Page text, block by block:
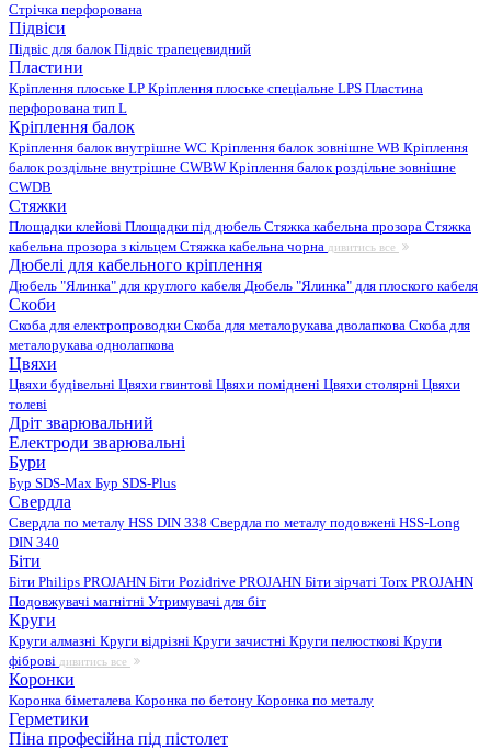
Стрічка перфорована
Підвіси
Підвіс для балокПідвіс трапецевидний
Пластини
Кріплення плоське LP Кріплення плоське спеціальне LPS Пластина
перфорована тип L
Кріплення балок
Кріплення балок внутрішне WC Кріплення балок зовнішне WB Кріплення
балок роздільне внутрішне CWBW Кріплення балок роздільне зовнішне
CWDB
Стяжки
Площадки клейові Площадки під дюбель Стяжка кабельна прозора Стяжка
кабельна прозора з кільцем Стяжка кабельна чорна дивитись все
Дюбелі для кабельного кріплення
Дюбель "Ялинка" для круглого кабеля Дюбель "Ялинка" для плоского кабеля
Скоби
Скоба для електропроводки Скоба для металорукава дволапкова Скоба для
металорукава однолапкова
Цвяхи
Цвяхи будівельні Цвяхи гвинтові Цвяхи поміднені Цвяхи столярні Цвяхи
толеві
Дріт зварювальний
Електроди зварювальні
Бури
Бур SDS-Max Бур SDS-Plus
Свердла
Свердла по металу HSS DIN 338 Свердла по металу подовжені HSS-Long
DIN 340
Біти
Біти Philips PROJAHN Біти Pozidrive PROJAHN Біти зірчаті Torx PROJAHN
Подовжувачі магнітні Утримувачі для біт
Круги
Круги алмазні Круги відрізні Круги зачистні Круги пелюсткові Круги
фіброві дивитись все
Коронки
Коронка біметалева Коронка по бетону Коронка по металу
Герметики
Піна професійна під пістолет